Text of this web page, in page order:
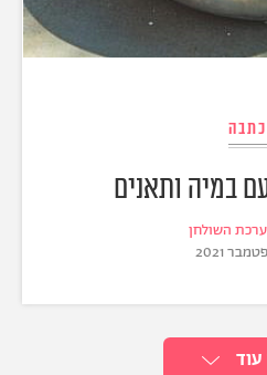
כתבה
במיה ותאנים
השולחן
עוד